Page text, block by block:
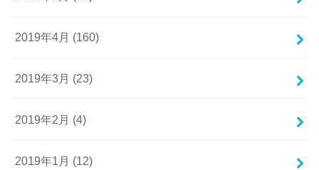
2019年4月 (160)
2019年3月 (23)
2019年2月 (4)
2019年1月 (12)